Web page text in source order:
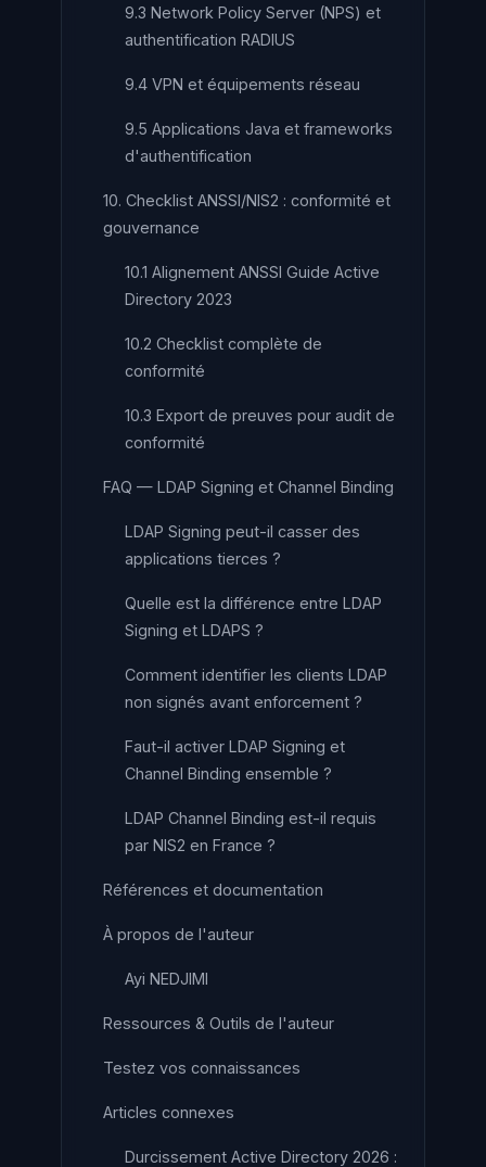
9.3 Network Policy Server (NPS) et
authentification RADIUS
9.4 VPN et équipements réseau
9.5 Applications Java et frameworks
d'authentification
10. Checklist ANSSI/NIS2 : conformité et
gouvernance
10.1 Alignement ANSSI Guide Active
Directory 2023
10.2 Checklist complète de
conformité
10.3 Export de preuves pour audit de
conformité
FAQ — LDAP Signing et Channel Binding
LDAP Signing peut-il casser des
applications tierces ?
Quelle est la différence entre LDAP
Signing et LDAPS ?
Comment identifier les clients LDAP
non signés avant enforcement ?
Faut-il activer LDAP Signing et
Channel Binding ensemble ?
LDAP Channel Binding est-il requis
par NIS2 en France ?
Références et documentation
À propos de l'auteur
Ayi NEDJIMI
Ressources & Outils de l'auteur
Testez vos connaissances
Articles connexes
Durcissement Active Directory 2026 :